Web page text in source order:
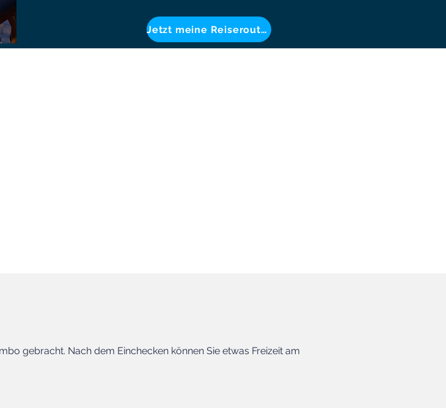
Jetzt meine Reiseroute abrufen
gebracht. Nach dem Einchecken können Sie etwas Freizeit am